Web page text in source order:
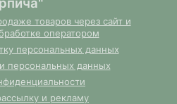
товаров через сайт и
оператором
персональных данных
персональных данных
и рекламу